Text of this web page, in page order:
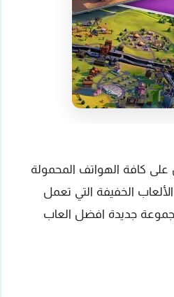
على كافة الهواتف المحمولة
الخفيفة التي تعمل
جديدة افضل العاب